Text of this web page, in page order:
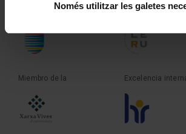
Només utilitzar les galetes
Fundadora de la Miembro de la
Miembro de la Excelencia